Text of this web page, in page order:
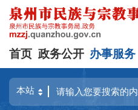
首页 政务公开 办事服务